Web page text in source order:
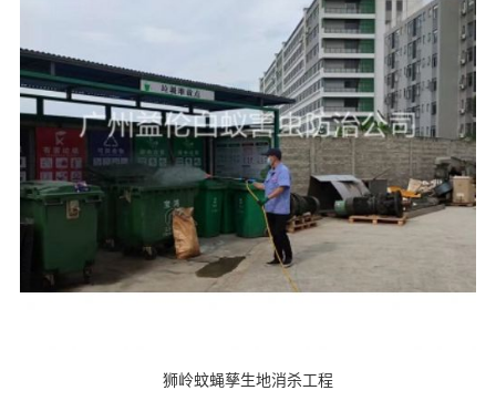
狮岭蚊蝇孳生地消杀工程